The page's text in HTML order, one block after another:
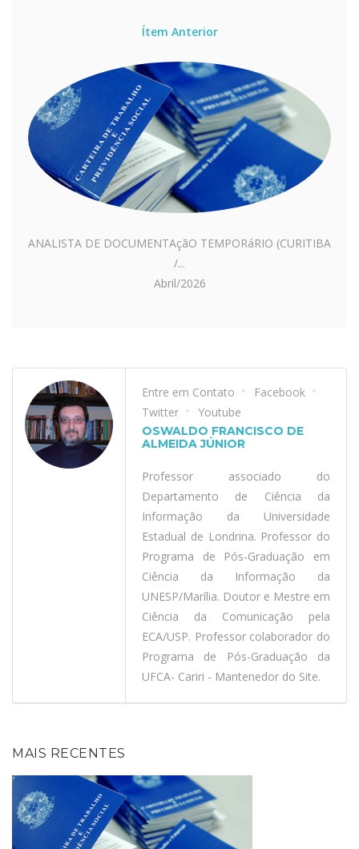
Ítem Anterior
ANALISTA DE DOCUMENTAçãO TEMPORáRIO (CURITIBA
/...
Abril/2026
Entre em Contato
Facebook
Twitter
Youtube
OSWALDO FRANCISCO DE
ALMEIDA JÚNIOR
Professor associado do
Departamento de Ciência da
Informação da Universidade
Estadual de Londrina. Professor do
Programa de Pós-Graduação em
Ciência da Informação da
UNESP/Marília. Doutor e Mestre em
Ciência da Comunicação pela
ECA/USP. Professor colaborador do
Programa de Pós-Graduação da
UFCA- Cariri - Mantenedor do Site.
MAIS RECENTES